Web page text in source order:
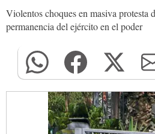
Violentos choques en masiva protesta
permanencia del ejército en el poder